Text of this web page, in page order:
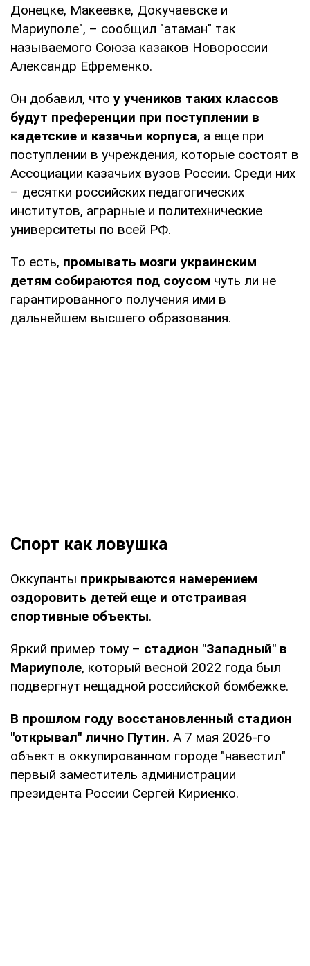
Донецке, Макеевке, Докучаевске и
Мариуполе", – сообщил "атаман" так
называемого Союза казаков Новороссии
Александр Ефременко.
Он добавил, что у учеников таких классов
будут преференции при поступлении в
кадетские и казачьи корпуса, а еще при
поступлении в учреждения, которые состоят в
Ассоциации казачьих вузов России. Среди них
– десятки российских педагогических
институтов, аграрные и политехнические
университеты по всей РФ.
То есть, промывать мозги украинским
детям собираются под соусом чуть ли не
гарантированного получения ими в
дальнейшем высшего образования.
Спорт как ловушка
Оккупанты прикрываются намерением
оздоровить детей еще и отстраивая
спортивные объекты.
Яркий пример тому – стадион "Западный" в
Мариуполе, который весной 2022 года был
подвергнут нещадной российской бомбежке.
В прошлом году восстановленный стадион
"открывал" лично Путин. А 7 мая 2026-го
объект в оккупированном городе "навестил"
первый заместитель администрации
президента России Сергей Кириенко.